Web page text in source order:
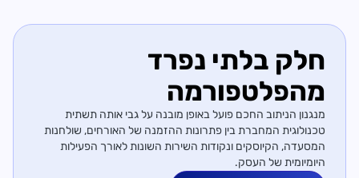
חלק בלתי נפרד
מהפלטפורמה
מנגנון הניתוב החכם פועל באופן מובנה על גבי אותה תשתית
טכנולוגית המחברת בין פתרונות ההזמנה של האורחים, שולחנות
המסעדה, הקיוסקים ונקודות השירות השונות לאורך הפעילות
היומיומית של העסק.